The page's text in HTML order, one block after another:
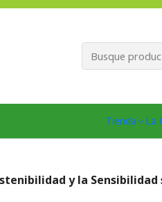
Tienda La
Inicio
nuestra
y la Sensibilidad